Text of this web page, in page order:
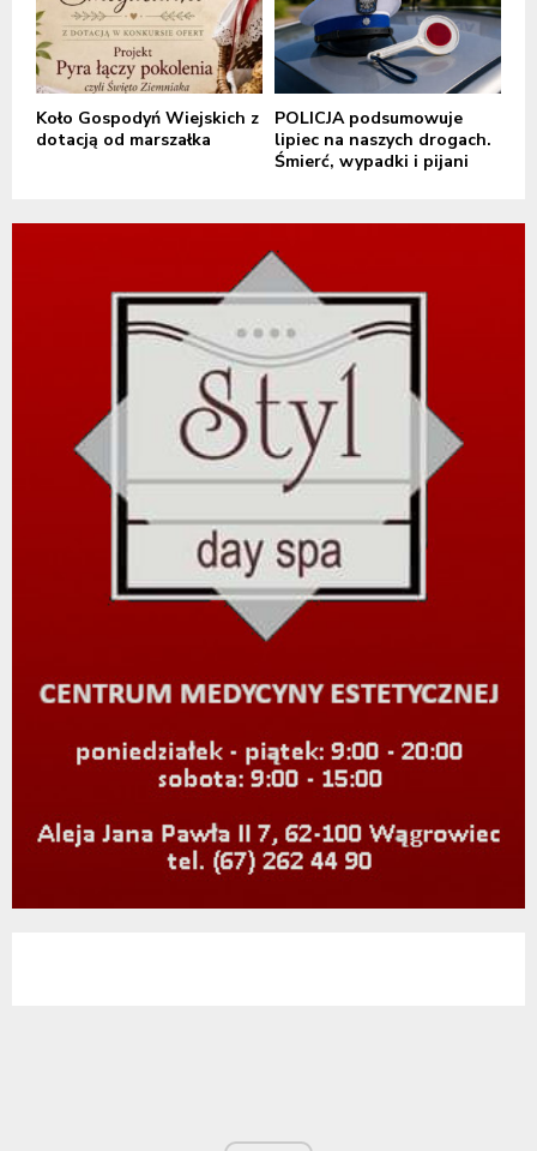
Koło Gospodyń Wiejskich z
dotacją od marszałka
POLICJA podsumowuje
lipiec na naszych drogach.
Śmierć, wypadki i pijani